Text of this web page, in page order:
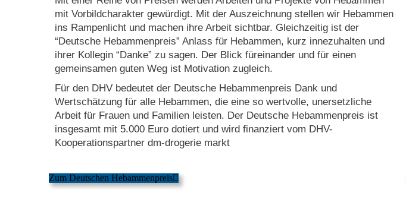
mit Vorbildcharakter gewürdigt. Mit der Auszeichnung stellen wir Hebammen
ins Rampenlicht und machen ihre Arbeit sichtbar. Gleichzeitig ist der
“Deutsche Hebammenpreis” Anlass für Hebammen, kurz innezuhalten und
ihrer Kollegin “Danke” zu sagen. Der Blick füreinander und für einen
gemeinsamen guten Weg ist Motivation zugleich.
Für den DHV bedeutet der Deutsche Hebammenpreis Dank und
Wertschätzung für alle Hebammen, die eine so wertvolle, unersetzliche
Arbeit für Frauen und Familien leisten. Der Deutsche Hebammenpreis ist
insgesamt mit 5.000 Euro dotiert und wird finanziert vom DHV-
Kooperationspartner dm-drogerie markt
Zum Deutschen Hebammenpreis